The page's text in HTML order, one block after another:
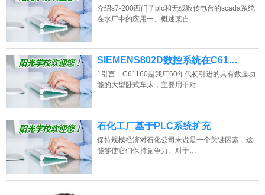
介绍s7-200西门子plc和无线数传电台的scada系统
在水厂中的应用一、概述某自…
SIEMENS802D数控系统在C61…
1引言：C61160是我厂60年代初引进的具有数显功
能的大型卧式车床，主要用于对…
石化工厂基于PLC系统扩充
保持规模经济对石化公司来说是一个关键因素，这
能够使它们保持竞争力。对于…